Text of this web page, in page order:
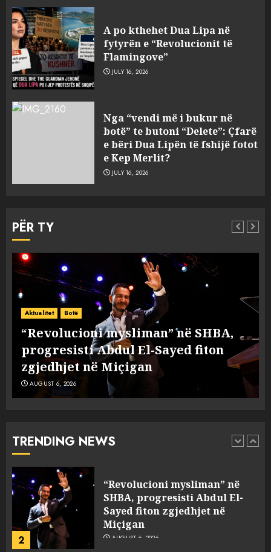
A po kthehet Dua Lipa në
fytyrën e “Revolucionit të
Flamingove”
JULY 16, 2026
Nga “vendi më i bukur në
botë” te butoni “Delete”: Çfarë
e bëri Dua Lipën të fshijë fotot
e Kep Merlit?
JULY 16, 2026
PËR TY
Aktualitet Botë
“Revolucioni mysliman” në SHBA,
progresisti Abdul El-Sayed fiton
zgjedhjet në Miçigan
AUGUST 6, 2026
TRENDING NEWS
3
pas fundosjes anija e rrallë
gjermane e Luftës së Dytë
Botërore
autoriteteve shqiptare për
ekstradimin e Ermal Beqirit
nga Franca
AUGUST 6, 2026
5
1
A ishte i orkestruar politikisht
dhe kush mban përgjegjësi
për mësymjen kufitare në
Ceuta?
AUGUST 6, 2026
2
“Revolucioni mysliman” në
AUGUST 6, 2026
3
Zbulohet në detin Jon 83 vite
pas fundosjes anija e rrallë
gjermane e Luftës së Dytë
Botërore
AUGUST 6, 2026